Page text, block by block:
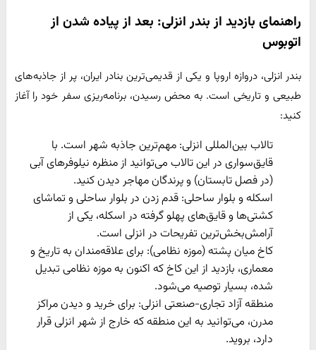
راهنمای بازدید از بندر انزلی: بعد از پیاده شدن از
اتوبوس
بندر انزلی، دروازه اروپا و یکی از قدیمی‌ترین بنادر ایران، پر از جاذبه‌های
طبیعی و تاریخی است. به محض رسیدن، برنامه‌ریزی سفر خود را آغاز
کنید:
تالاب بین‌المللی انزلی: مهم‌ترین جاذبه شهر است. با
قایق‌سواری در این تالاب می‌توانید از منظره نیلوفرهای آبی
(در فصل تابستان) و پرندگان مهاجر دیدن کنید.
اسکله و بلوار ساحلی: قدم زدن در بلوار ساحلی و تماشای
کشتی‌ها و قایق‌های پهلو گرفته در اسکله، یکی از
آرامش‌بخش‌ترین تفریحات در انزلی است.
کاخ میان پشته (موزه نظامی): برای علاقه‌مندان به تاریخ و
معماری، بازدید از این کاخ که اکنون به موزه نظامی تبدیل
شده، بسیار توصیه می‌شود.
منطقه آزاد تجاری-صنعتی انزلی: برای خرید و دیدن مراکز
مدرن، می‌توانید به این منطقه که خارج از شهر انزلی قرار
دارد، بروید.